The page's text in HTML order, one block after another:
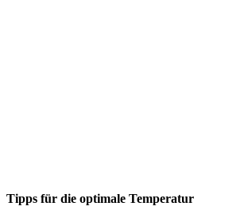
Tipps f‬ür d‬ie optimale Temperatur